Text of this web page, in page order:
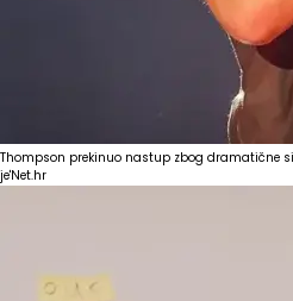
Thompson prekinuo nastup zbog dramatične
je'Net.hr